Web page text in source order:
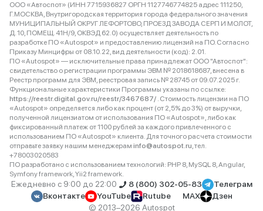
ООО «Автоспот» (ИНН 7715936827 ОРГН 1127746774825 адрес 111250,
Г.МОСКВА, Внутригородская территория города федерального значения
МУНИЦИПАЛЬНЫЙ ОКРУГ ЛЕФОРТОВО, ПРОЕЗД ЗАВОДА СЕРП И МОЛОТ,
Д. 10, ПОМЕЩ. 41Н/9, ОКВЭД 62.0) осуществляет деятельность по
разработке ПО «Autospot» и предоставлению лицензий на ПО. Согласно
Приказу Минцифры от 08.10.22, вид деятельности (код): 2.01.
ПО «Autospot» — исключительные права принадлежат ООО "Автоспот":
свидетельство о регистрации программы ЭВМ № 2018618687, внесена в
Реестр программ для ЭВМ, реестровая запись № 28745 от 09.07.2025 г.
Функциональные характеристики Программы указаны по ссылке:
https://reestr.digital.gov.ru/reestr/3467687/ . Стоимость лицензии на ПО
«Autospot» определяется либо как процент (от 2,5% до 3%) от выручки,
полученной лицензиатом от использования ПО «Autospot», либо как
фиксированный платеж от 1100 рублей за каждого привлеченного с
использованием ПО «Autospot» клиента. Для точного расчета стоимости
отправьте заявку нашим менеджерам info@autospot.ru, тел.
+78003020583
ПО разработано с использованием технологий: PHP 8, MySQL 8, Angular,
Symfony framework, Yii2 framework.
Ежедневно с 9:00 до 22:00 8 (800) 302-05-83
Телеграм
Вконтакте
YouTube Rutube MAX
Дзен
© 2013–2026 Autospot